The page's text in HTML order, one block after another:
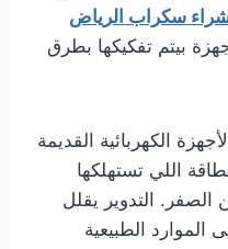
سكراب الرياض
بيتم تفكيكها بطرق
الكهربائية القديمة
اللي تستهلكها
الصفر. التدوير يقلل
الموارد الطبيعية